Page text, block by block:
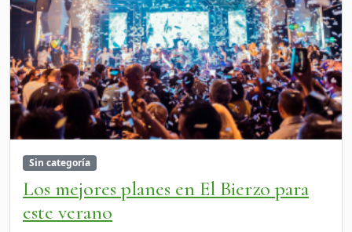
Sin categoría
Los mejores planes en El Bierzo para
este verano